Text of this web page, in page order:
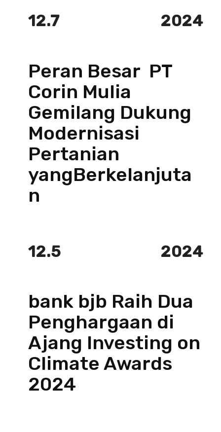
12.7 2024
Peran Besar PT
Corin Mulia
Gemilang Dukung
Modernisasi
Pertanian
yangBerkelanjuta
n
12.5 2024
bank bjb Raih Dua
Penghargaan di
Ajang Investing on
Climate Awards
2024